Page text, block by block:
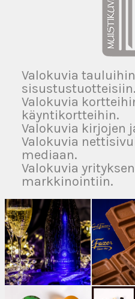
Valokuvia
sisustustuotteisiin.
Valokuvia
käyntikortteihin.
Valokuvia kirjojen
Valokuvia
mediaan.
Valokuvia
markkinointiin.